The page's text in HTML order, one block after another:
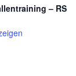
– RS